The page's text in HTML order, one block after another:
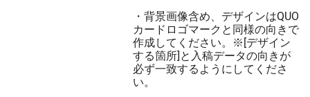
・背景画像含め、デザインはQUO
カードロゴマークと同様の向きで
作成してください。※[デザイン
する箇所]と入稿データの向きが
必ず一致するようにしてくださ
い。